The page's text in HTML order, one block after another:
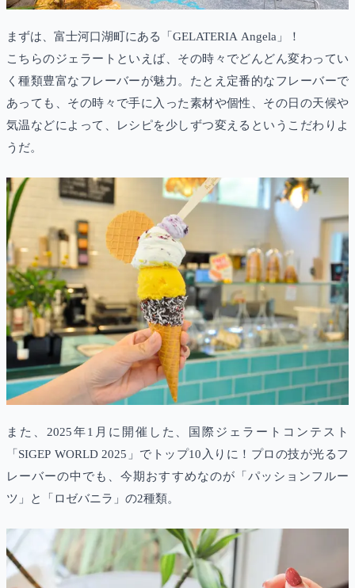
まずは、富士河口湖町にある「GELATERIA Angela」！
こちらのジェラートといえば、その時々でどんどん変わってい
く種類豊富なフレーバーが魅力。たとえ定番的なフレーバーで
あっても、その時々で手に入った素材や個性、その日の天候や
気温などによって、レシピを少しずつ変えるというこだわりよ
うだ。
また、2025年1月に開催した、国際ジェラートコンテスト
「SIGEP WORLD 2025」でトップ10入りに！プロの技が光るフ
レーバーの中でも、今期おすすめなのが「パッションフルー
ツ」と「ロゼバニラ」の2種類。